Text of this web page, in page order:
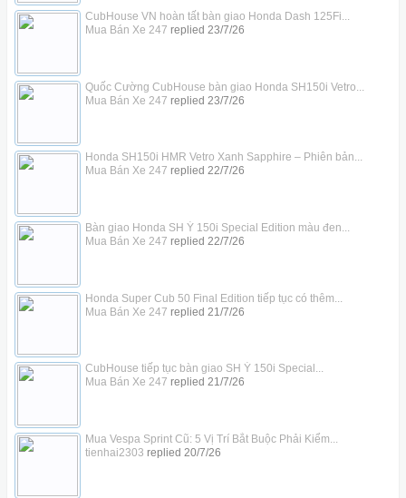
CubHouse VN hoàn tất bàn giao Honda Dash 125Fi...
Mua Bán Xe 247 replied 23/7/26
Quốc Cường CubHouse bàn giao Honda SH150i Vetro...
Mua Bán Xe 247 replied 23/7/26
Honda SH150i HMR Vetro Xanh Sapphire – Phiên bản...
Mua Bán Xe 247 replied 22/7/26
Bàn giao Honda SH Ý 150i Special Edition màu đen...
Mua Bán Xe 247 replied 22/7/26
Honda Super Cub 50 Final Edition tiếp tục có thêm...
Mua Bán Xe 247 replied 21/7/26
CubHouse tiếp tục bàn giao SH Ý 150i Special...
Mua Bán Xe 247 replied 21/7/26
Mua Vespa Sprint Cũ: 5 Vị Trí Bắt Buộc Phải Kiểm...
tienhai2303 replied 20/7/26